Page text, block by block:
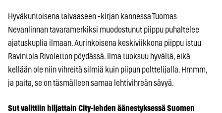
Hyväkuntoisena taivaaseen -kirjan kannessa Tuomas
Nevanlinnan tavaramerkiksi muodostunut piippu puhaltelee
ajatuskuplia ilmaan. Aurinkoisena keskiviikkona piippu istuu
Ravintola Rivoletton pöydässä. Ilma tuoksuu hyvältä, eikä
kellään ole niin vihreitä silmiä kuin piipun polttelijalla. Hmmm,
ja paita, se on täsmälleen samaa lehtivihreän sävyä.
Sut valittiin hiljattain City-lehden äänestyksessä Suomen